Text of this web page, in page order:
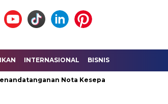
INTERNASIONAL BISNIS
Nota Kesepahaman KUA – PPAS